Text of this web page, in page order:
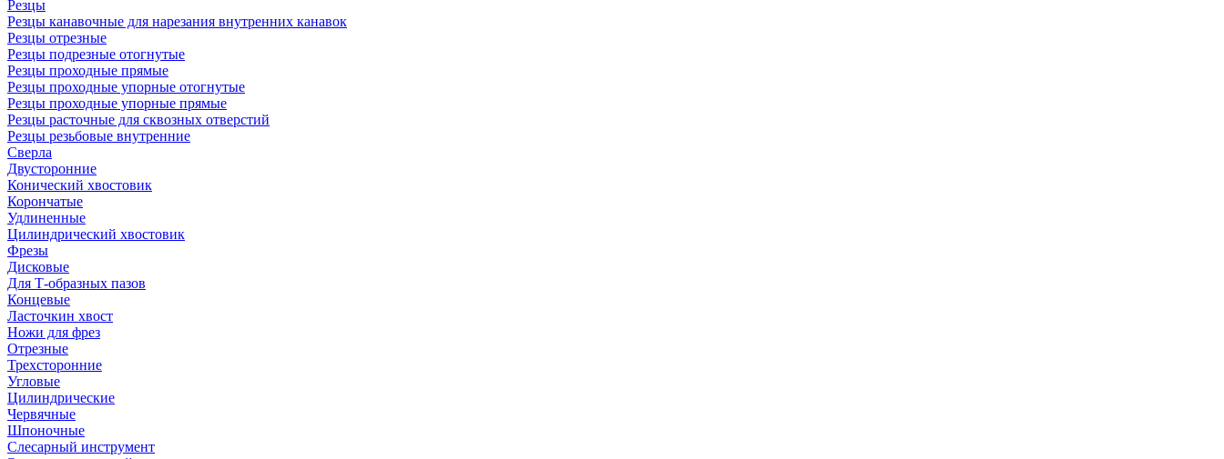
Резцы
Резцы канавочные для нарезания внутренних канавок
Резцы отрезные
Резцы подрезные отогнутые
Резцы проходные прямые
Резцы проходные упорные отогнутые
Резцы проходные упорные прямые
Резцы расточные для сквозных отверстий
Резцы резьбовые внутренние
Сверла
Двусторонние
Конический хвостовик
Корончатые
Удлиненные
Цилиндрический хвостовик
Фрезы
Дисковые
Для Т-образных пазов
Концевые
Ласточкин хвост
Ножи для фрез
Отрезные
Трехсторонние
Угловые
Цилиндрические
Червячные
Шпоночные
Слесарный инструмент